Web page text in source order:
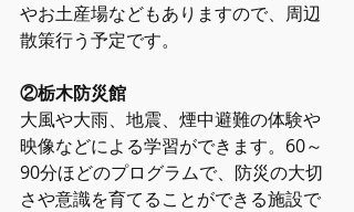
やお土産場などもありますので、周辺
散策行う予定です。
②栃木防災館
大風や大雨、地震、煙中避難の体験や
映像などによる学習ができます。60～
90分ほどのプログラムで、防災の大切
さや意識を育てることができる施設で